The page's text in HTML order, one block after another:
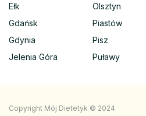
Ełk
Gdańsk
Gdynia
Jelenia Góra
Olsztyn
Piastów
Pisz
Puławy
Copyright Mój Dietetyk © 2024